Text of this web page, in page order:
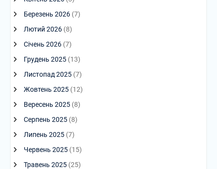
Березень 2026(7)
Лютий 2026(8)
Січень 2026(7)
Грудень 2025(13)
Листопад 2025(7)
Жовтень 2025(12)
Вересень 2025(8)
Серпень 2025(8)
Липень 2025(7)
Червень 2025(15)
Травень 2025(25)